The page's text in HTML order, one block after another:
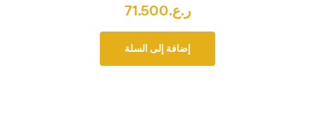
ر.ع.71.500
إضافة إلى السلة